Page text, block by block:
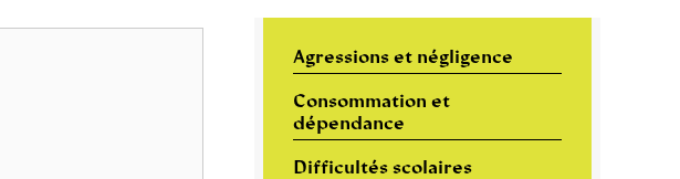
Agressions et négligence
Consommation et
dépendance
Difficultés scolaires